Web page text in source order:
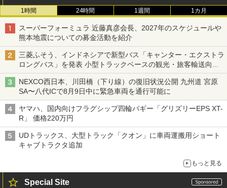
1時間 24時間 1週間 1カ月
スーパーフォーミュラ 近藤真彦会長、2027年のスケジュールや
熊本地震についての募金活動を紹介
三菱ふそう、インドネシアで新型バス「キャンター・エクストラ
ロングバス」を発表 小型トラックベースの観光・旅客輸送向け
バス
NEXCO西日本、川田橋（下り線）の復旧状況公開 九州道 宮原
SA〜八代ICで8月9日中に緊急車両を通行可能に
ヤマハ、国内向けフラグシップ四輪バギー「グリズリーEPS XT-
R」 価格220万円
UDトラックス、大型トラック「クオン」に車両運搬用ショート
キャブトラクタ追加
もっと見る
Special Site